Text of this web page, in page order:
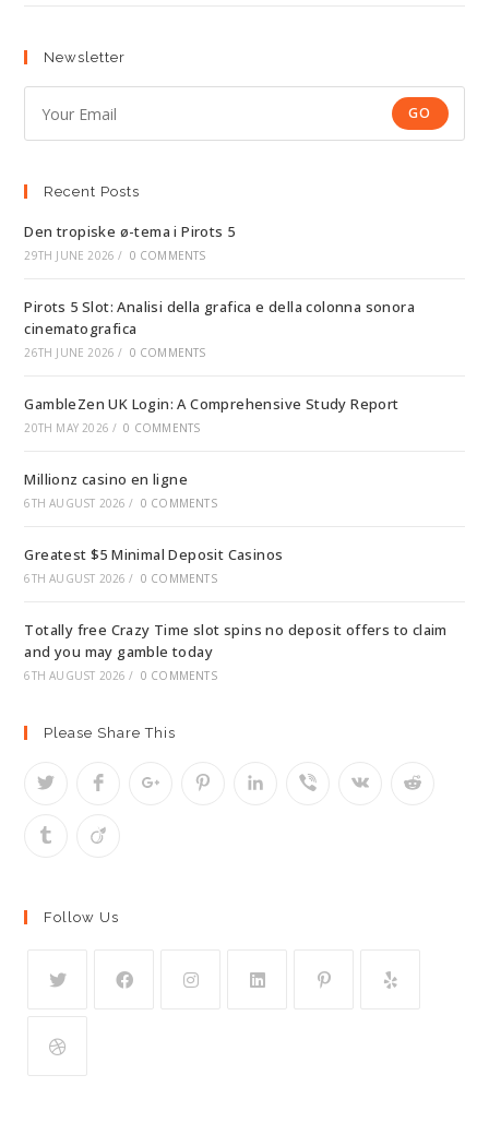
Newsletter
GO
Recent Posts
Den tropiske ø-tema i Pirots 5
29TH JUNE 2026 / 0 COMMENTS
Pirots 5 Slot: Analisi della grafica e della colonna sonora
cinematografica
26TH JUNE 2026 / 0 COMMENTS
GambleZen UK Login: A Comprehensive Study Report
20TH MAY 2026 / 0 COMMENTS
Millionz casino en ligne
6TH AUGUST 2026 / 0 COMMENTS
Greatest $5 Minimal Deposit Casinos
6TH AUGUST 2026 / 0 COMMENTS
Totally free Crazy Time slot spins no deposit offers to claim
and you may gamble today
6TH AUGUST 2026 / 0 COMMENTS
Please Share This
Follow Us